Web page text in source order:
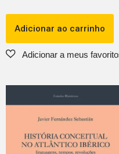
Adicionar ao carrinho